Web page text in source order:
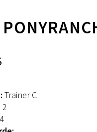
Trainer C
2
4